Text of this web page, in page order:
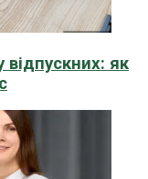
відпускних: як